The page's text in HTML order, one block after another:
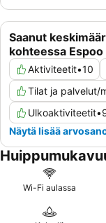
Saanut
kohteessa Espoo
Aktiviteetit•10
Tilat ja palvelut/
Ulkoaktiviteetit•
Näytä lisää
Wi-Fi aulassa